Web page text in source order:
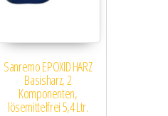
Sanremo EPOXID HARZ
Basisharz, 2
Komponenten,
lösemittelfrei 5,4 Ltr.